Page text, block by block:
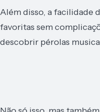
Além disso, a facilidade
favoritas sem
descobrir pérolas